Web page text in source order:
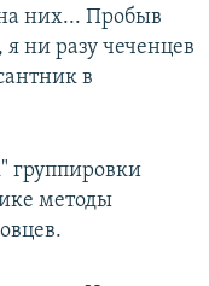
них... Пробыв
ни разу чеченцев
в
группировки
методы